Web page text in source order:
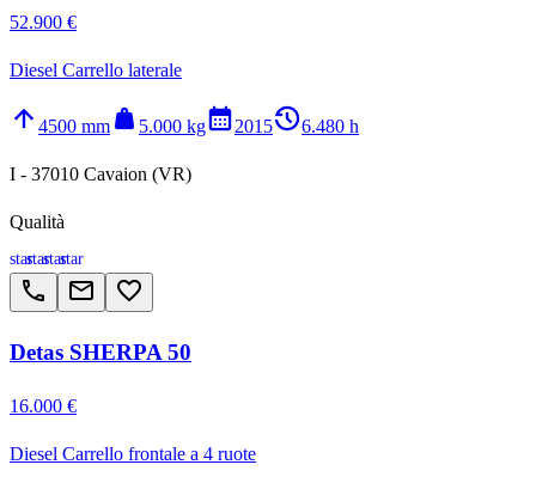
52.900 €
Diesel Carrello laterale
arrow_upward 4500 mm weight 5.000 kgcalendar_month2015history_26.480 h
I - 37010 Cavaion (VR)
Qualità
starstarstarstar
call email favorite_border
Detas SHERPA 50
16.000 €
Diesel Carrello frontale a 4 ruote